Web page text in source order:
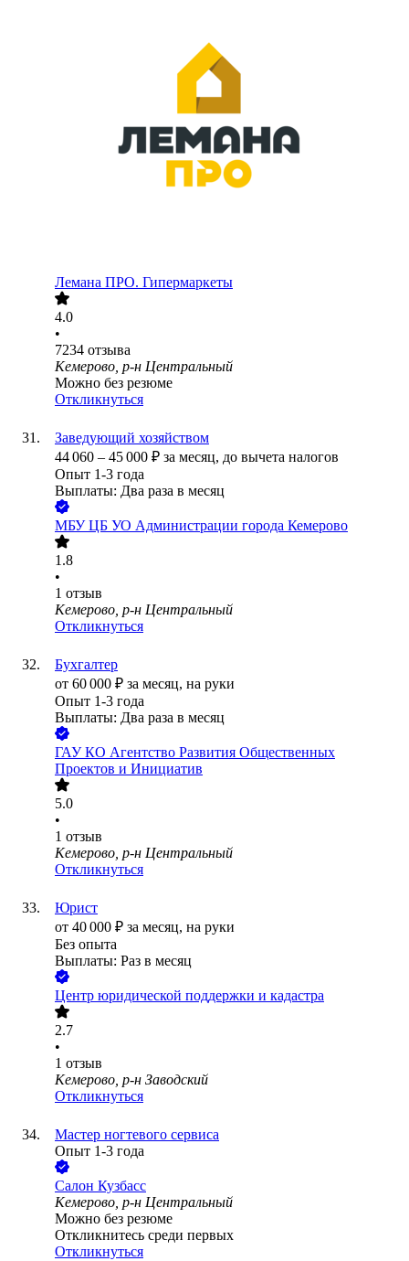
Лемана ПРО. Гипермаркеты
4.0
•
7234 отзыва
Кемерово, р-н Центральный
Можно без резюме
Откликнуться
Заведующий хозяйством
44 060 – 45 000 ₽ за месяц, до вычета налогов
Опыт 1-3 года
Выплаты: Два раза в месяц
МБУ ЦБ УО Администрации города Кемерово
1.8
•
1 отзыв
Кемерово, р-н Центральный
Откликнуться
Бухгалтер
от 60 000 ₽ за месяц, на руки
Опыт 1-3 года
Выплаты: Два раза в месяц
ГАУ КО Агентство Развития Общественных
Проектов и Инициатив
5.0
•
1 отзыв
Кемерово, р-н Центральный
Откликнуться
Юрист
от 40 000 ₽ за месяц, на руки
Без опыта
Выплаты: Раз в месяц
Центр юридической поддержки и кадастра
2.7
•
1 отзыв
Кемерово, р-н Заводский
Откликнуться
Мастер ногтевого сервиса
Опыт 1-3 года
Салон Кузбасс
Кемерово, р-н Центральный
Можно без резюме
Откликнитесь среди первых
Откликнуться